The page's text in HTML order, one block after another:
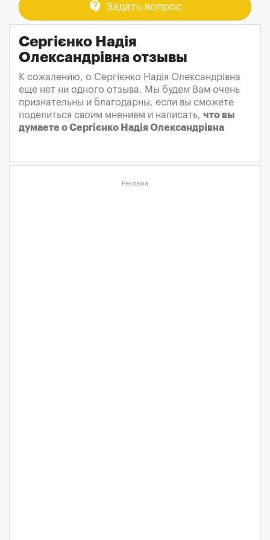
contact_support Задать вопрос
Сергієнко Надія
Олександрівна отзывы
К сожалению, о Сергієнко Надія Олександрівна
еще нет ни одного отзыва. Мы будем Вам очень
признательны и благодарны, если вы сможете
поделиться своим мнением и написать, что вы
думаете о Сергієнко Надія Олександрівна
Реклама